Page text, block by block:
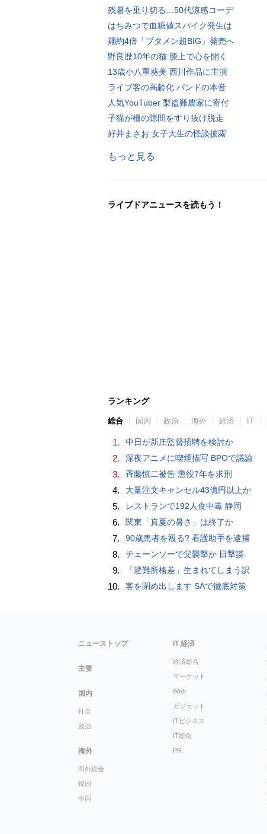
残暑を乗り切る…50代涼感コーデ
はちみつで血糖値スパイク発生は
麺約4倍「ブタメン超BIG」発売へ
野良歴10年の猫 膝上で心を開く
13歳小八重葵美 西川作品に主演
ライブ客の高齢化 バンドの本音
人気YouTuber 梨盗難農家に寄付
子猫が柵の隙間をすり抜け脱走
好井まさお 女子大生の怪談披露
もっと見る
ライブドアニュースを読もう！
ランキング
総合 国内 政治 海外 経済 IT
1. 中日が新庄監督招聘を検討か
2. 深夜アニメに喫煙描写 BPOで議論
3. 斉藤慎二被告 懲役7年を求刑
4. 大量注文キャンセル43億円以上か
5. レストランで192人食中毒 静岡
6. 関東「真夏の暑さ」は終了か
7. 90歳患者を殴る? 看護助手を逮捕
8. チェーンソーで父襲撃か 目撃談
9. 「避難所格差」生まれてしまう訳
10. 客を閉め出します SAで徹底対策
ニューストップ
主要
国内
社会
政治
海外
海外総合
韓国
中国
IT 経済
経済総合
マーケット
Web
ガジェット
ITビジネス
IT総合
PR